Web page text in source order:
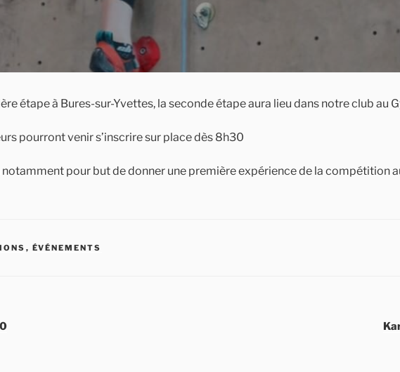
étape à Bures-sur-Yvettes, la seconde étape aura lieu dans notre club au
pourront venir s’inscrire sur place dès 8h30
notamment pour but de donner une première expérience de la compétition
, ÉVÉNEMENTS